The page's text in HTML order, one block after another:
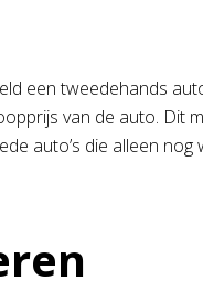
een tweedehands
van de auto. Dit
auto’s die alleen